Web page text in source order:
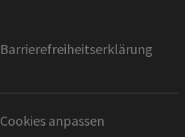
Barrierefreiheitserklärung
Cookies anpassen